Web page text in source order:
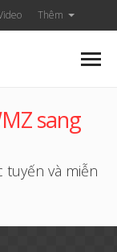
Thêm
sang
tuyến và miễn